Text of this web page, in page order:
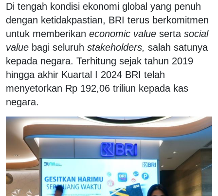
Di tengah kondisi ekonomi global yang penuh
dengan ketidakpastian, BRI terus berkomitmen
untuk memberikan economic value serta social
value bagi seluruh stakeholders, salah satunya
kepada negara. Terhitung sejak tahun 2019
hingga akhir Kuartal I 2024 BRI telah
menyetorkan Rp 192,06 triliun kepada kas
negara.